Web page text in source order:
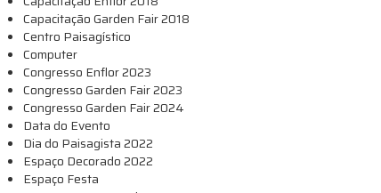
Capacitação Garden Fair 2018
Centro Paisagístico
Computer
Congresso Enflor 2023
Congresso Garden Fair 2023
Congresso Garden Fair 2024
Data do Evento
Dia do Paisagista 2022
Espaço Decorado 2022
Espaço Festa